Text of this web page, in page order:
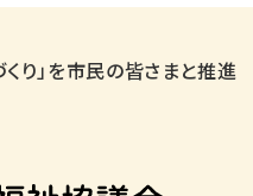
り」を市民の皆さまと推進